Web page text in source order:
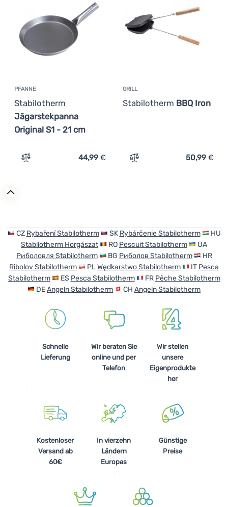
Registrieren
PFANNE
Stabilotherm
Jägarstekpanna
Original S1 - 21 cm
Zum Vergleich 'Pfanne Stabilotherm Jägarstekpanna
44,99 €
GRILL
Stabilotherm BBQ Iron
Zum Vergleich 'Grill
50,99 €
CZ Rybaření Stabilotherm SK Rybárčenie Stabilotherm
HU
Stabilotherm Horgászat
RO Pescuit Stabilotherm
UA
Риболовля Stabilotherm
BG Риболов Stabilotherm
HR
Ribolov Stabilotherm
PLWędkarstwo Stabilotherm IT Pesca
Stabilotherm
ES Pesca Stabilotherm FR Pêche Stabilotherm
DEAngeln Stabilotherm CH Angeln Stabilotherm
Schnelle
Lieferung
Wir beraten Sie
online und per
Telefon
Wir stellen
unsere
Eigenprodukte
her
Kostenloser
Versand ab
60€
In vierzehn
Ländern
Europas
Günstige
Preise